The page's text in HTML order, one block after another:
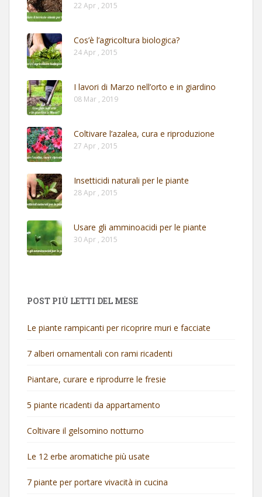
22 Apr , 2015
Cos’è l’agricoltura biologica?
24 Apr , 2015
I lavori di Marzo nell’orto e in giardino
08 Mar , 2019
Coltivare l’azalea, cura e riproduzione
27 Apr , 2015
Insetticidi naturali per le piante
28 Apr , 2015
Usare gli amminoacidi per le piante
30 Apr , 2015
POST PIÙ LETTI DEL MESE
Le piante rampicanti per ricoprire muri e facciate
7 alberi ornamentali con rami ricadenti
Piantare, curare e riprodurre le fresie
5 piante ricadenti da appartamento
Coltivare il gelsomino notturno
Le 12 erbe aromatiche più usate
7 piante per portare vivacità in cucina